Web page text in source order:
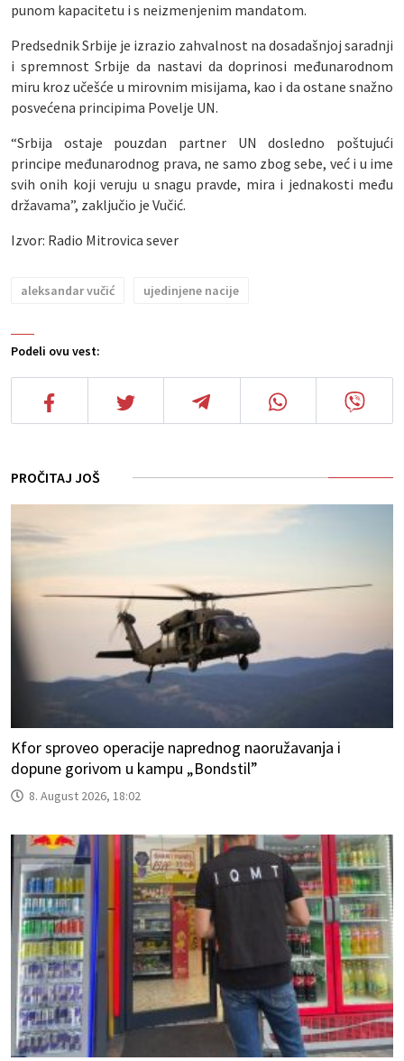
Podeli ovu vest:
punom kapacitetu i s neizmenjenim mandatom.
Predsednik Srbije je izrazio zahvalnost na dosadašnjoj saradnji
i spremnost Srbije da nastavi da doprinosi međunarodnom
miru kroz učešće u mirovnim misijama, kao i da ostane snažno
posvećena principima Povelje UN.
“Srbija ostaje pouzdan partner UN dosledno poštujući
principe međunarodnog prava, ne samo zbog sebe, već i u ime
svih onih koji veruju u snagu pravde, mira i jednakosti među
državama”, zaključio je Vučić.
Izvor: Radio Mitrovica sever
aleksandar vučić ujedinjene nacije
PROČITAJ JOŠ
Kfor sproveo operacije naprednog naoružavanja i
dopune gorivom u kampu „Bondstil”
8. August 2026, 18:02